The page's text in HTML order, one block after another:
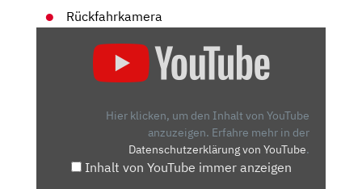
Rückfahrkamera
DOWNGRADE?
Hier klicken, um den Inhalt von YouTube
anzuzeigen. Erfahre mehr in der
Datenschutzerklärung von YouTube.
Inhalt von YouTube immer anzeigen